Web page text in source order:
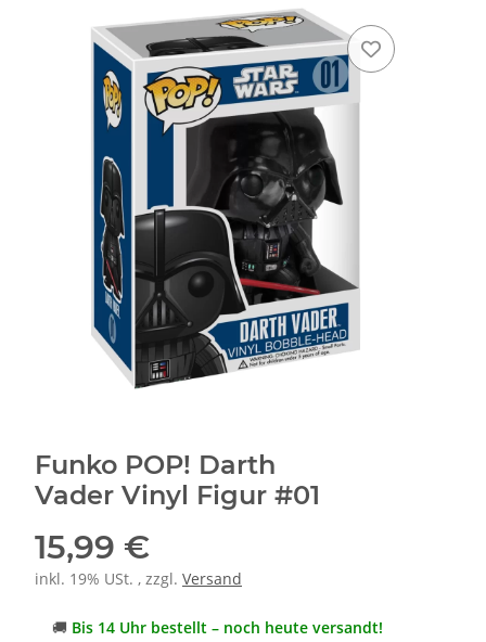
Funko POP! Darth
Vader Vinyl Figur #01
15,99 €
inkl. 19% USt. , zzgl. Versand
🚚 Bis 14 Uhr bestellt – noch heute versandt!